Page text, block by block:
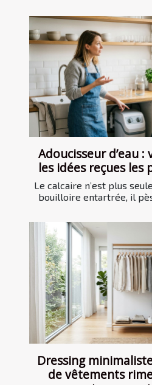
Adoucisseur d’eau
les idées reçues
Le calcaire n’est plus
bouilloire entartrée, il
Dressing
de vêtements